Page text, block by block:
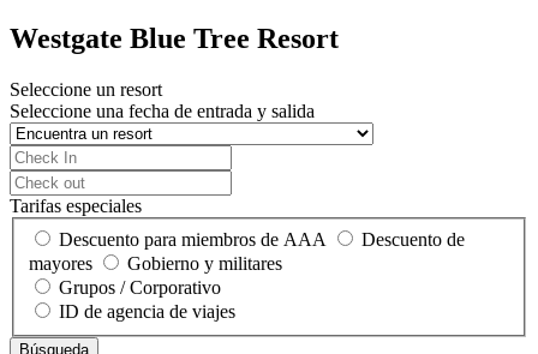
Westgate Blue Tree Resort
Seleccione un resort
Seleccione una fecha de entrada y salida
Tarifas especiales
Descuento para miembros de AAA
Descuento de
mayores
Gobierno y militares
Grupos / Corporativo
ID de agencia de viajes